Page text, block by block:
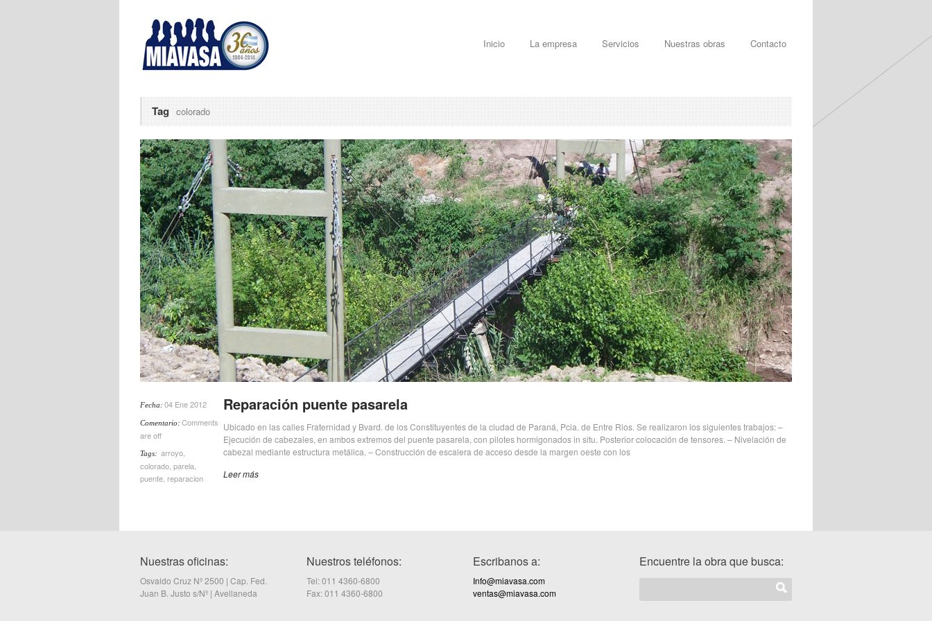
Inicio La empresa Servicios Nuestras obras Contacto
Tag colorado
Fecha: 04 Ene 2012
Comentario: Comments
are off
Tags: arroyo
colorado parela
puente reparacion
Reparación puente pasarela
Ubicado en las calles Fraternidad y Bvard. de los Constituyentes de la ciudad de Paraná, Pcia. de Entre Rios. Se realizaron los siguientes trabajos: –
Ejecución de cabezales, en ambos extremos del puente pasarela, con pilotes hormigonados in situ. Posterior colocación de tensores. – Nivelación de
cabezal mediante estructura metálica. – Construcción de escalera de acceso desde la margen oeste con los
Leer más
Nuestras oficinas:
Osvaldo Cruz Nº 2500 | Cap. Fed.
Juan B. Justo s/Nº | Avellaneda
Nuestros teléfonos:
Tel: 011 4360-6800
Fax: 011 4360-6800
Escribanos a:
Info@miavasa.com
ventas@miavasa.com
Encuentre la obra que busca: